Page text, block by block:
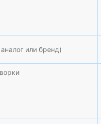
или бренд)